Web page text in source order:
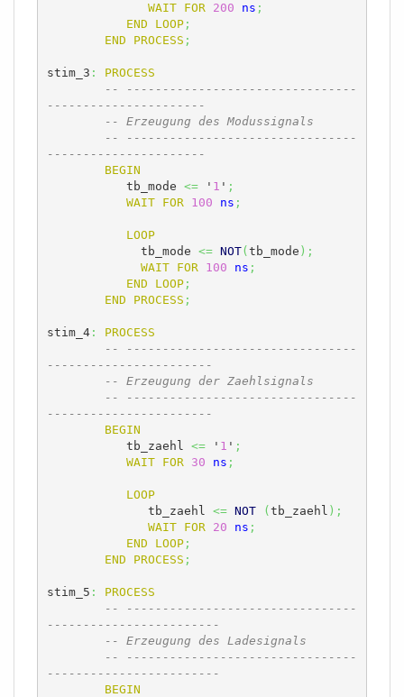
WAIT
FOR 200 ns ;
END
LOOP;
END
PROCESS ;
stim_3 :
PROCESS
-- --------------------------------
----------------------
-- Erzeugung des Modussignals
-- --------------------------------
----------------------
BEGIN
	   tb_mode
<= ' 1 ' ;
WAIT
FOR 100 ns ;
LOOP
	     tb_mode
<= NOT( tb_mode ) ;
WAIT
FOR 100 ns ;
END
LOOP;
END
PROCESS ;
stim_4:
PROCESS
-- --------------------------------
-----------------------
-- Erzeugung der Zaehlsignals
-- --------------------------------
-----------------------
BEGIN
	   tb_zaehl
<= ' 1 ' ;
WAIT
FOR 30 ns ;
LOOP
	      tb_zaehl
<= NOT ( tb_zaehl ) ;
WAIT
FOR 20 ns ;
END
LOOP;
END
PROCESS ;
stim_5 :
PROCESS
-- --------------------------------
------------------------
-- Erzeugung des Ladesignals
-- --------------------------------
------------------------
BEGIN